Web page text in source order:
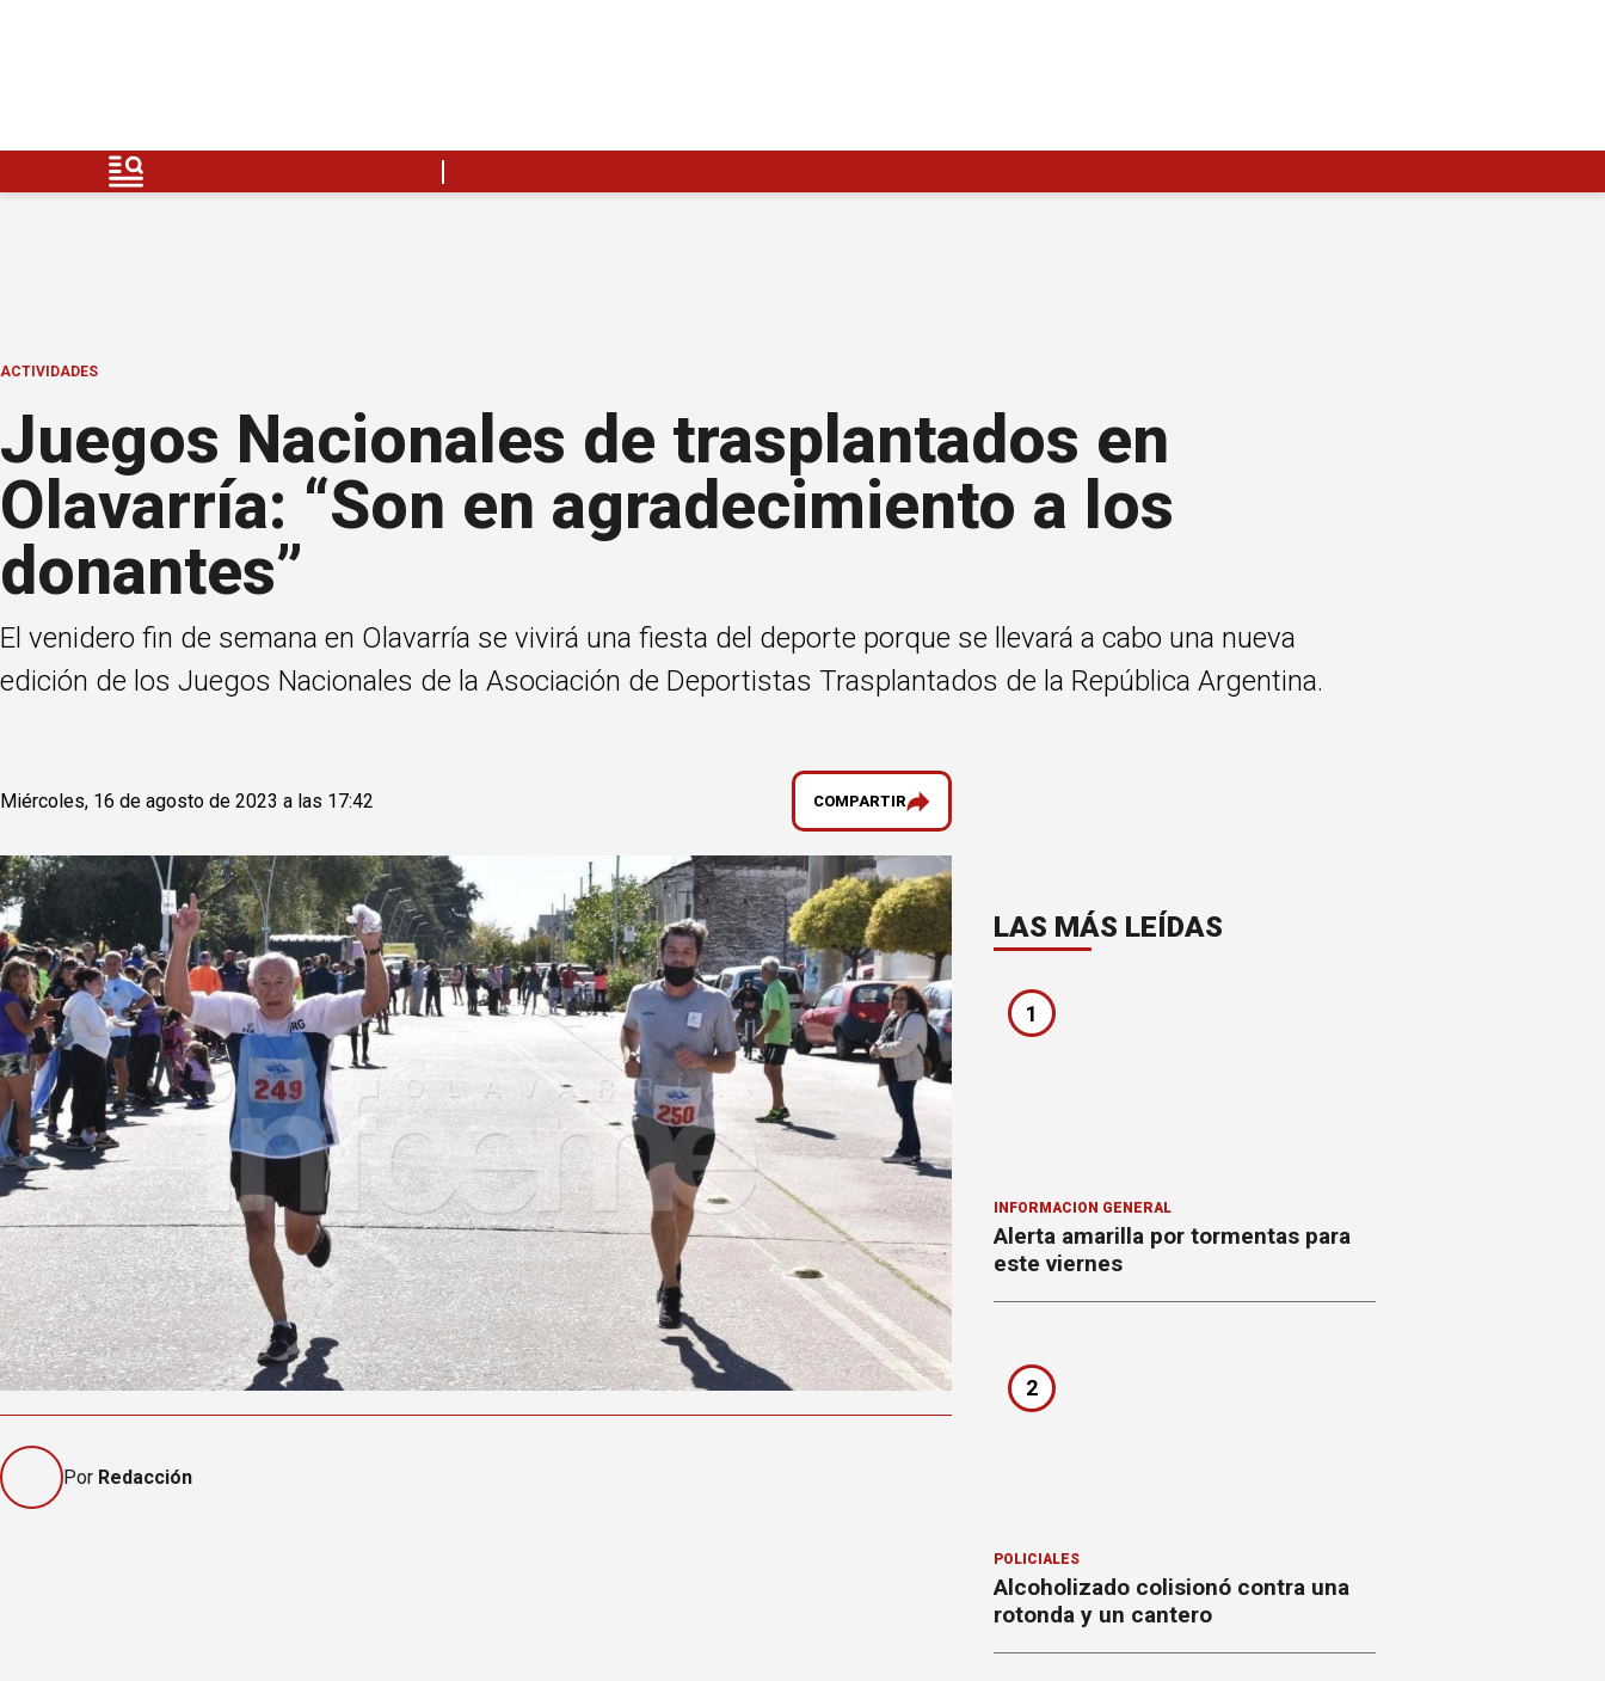
ACTIVIDADES
Juegos Nacionales de trasplantados en
Olavarría: “Son en agradecimiento a los
donantes”
El venidero fin de semana en Olavarría se vivirá una fiesta del deporte porque se llevará a cabo una nueva
edición de los Juegos Nacionales de la Asociación de Deportistas Trasplantados de la República Argentina.
Miércoles, 16 de agosto de 2023 a las 17:42 COMPARTIR
Por Redacción
LAS MÁS LEÍDAS
1
INFORMACION GENERAL
Alerta amarilla por tormentas para
este viernes
2
POLICIALES
Alcoholizado colisionó contra una
rotonda y un cantero